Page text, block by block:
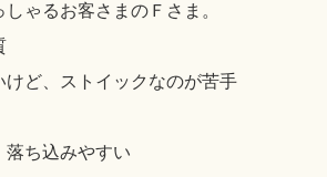
ゃるお客さまのＦさま。
ど、ストイックなのが苦手
ち込みやすい